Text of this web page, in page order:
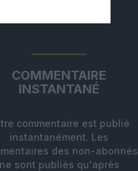
COMMENTAIRE
INSTANTANÉ
commentaire est publié
instantanément. Les
des non-abonnés
ne sont publiés qu'après